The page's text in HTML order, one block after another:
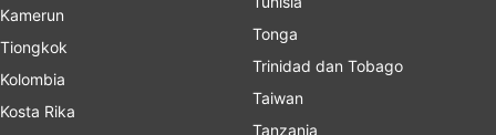
Kamerun
Tiongkok
Kolombia
Kosta Rika
Tonga
Trinidad dan Tobago
Taiwan
Tanzania